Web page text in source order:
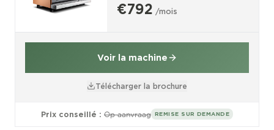
€792 /mois
Voir la machine
Télécharger la brochure
Prix conseillé : Op aanvraag REMISE SUR DEMANDE